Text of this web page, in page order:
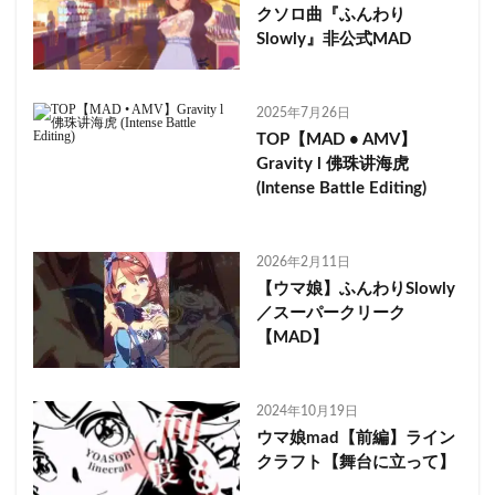
クソロ曲『ふんわり
Slowly』非公式MAD
2025年7月26日
TOP【MAD • AMV】
Gravity l 佛珠讲海虎
(Intense Battle Editing)
2026年2月11日
【ウマ娘】ふんわりSlowly
／スーパークリーク
【MAD】
2024年10月19日
ウマ娘mad【前編】ライン
クラフト【舞台に立って】